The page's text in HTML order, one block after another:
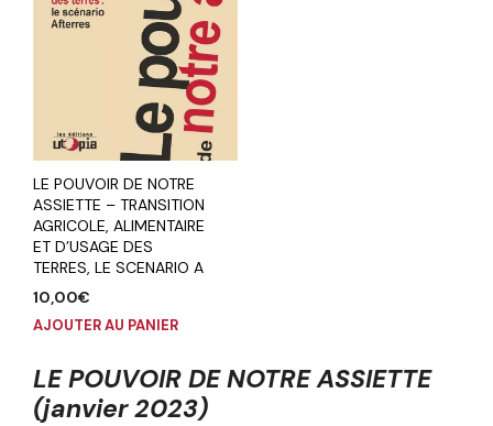
LE POUVOIR DE NOTRE
ASSIETTE – TRANSITION
AGRICOLE, ALIMENTAIRE
ET D’USAGE DES
TERRES, LE SCENARIO A
10,00€
AJOUTER AU PANIER
LE POUVOIR DE NOTRE ASSIETTE
(janvier 2023)